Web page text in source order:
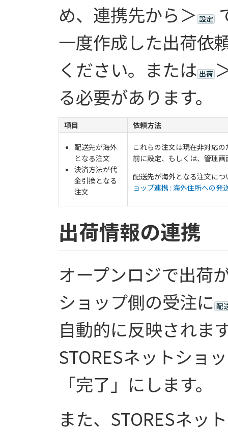
め、連携先から＞ 設定
一度作成した出荷依
ください。または 出荷
る必要があります。
項目 依頼方法
配送先が海外
となる注文
決済方法が代
金引換となる
注文
これらの注文は現在非対応
前に設定、もしくは、管理
配送先が海外となる注文に
ョップ連携 : 海外住所への発
出荷情報の連携
オープンロジで出荷
ショップ側の受注に 配
自動的に反映されま
STORESネットショ
「完了」にします。
また、STORESネッ